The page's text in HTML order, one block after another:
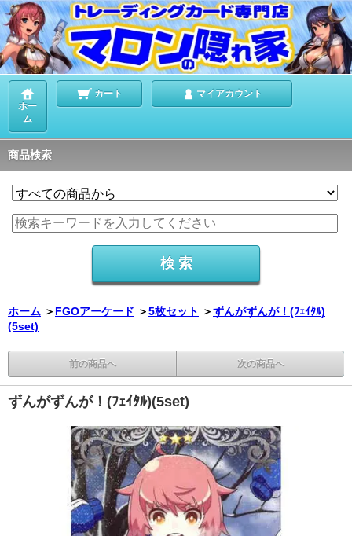
ホー
ム
カート マイアカウント
商品検索
ホーム ＞ FGOアーケード ＞5枚セット ＞ずんがずんが！(ﾌｪｲﾀﾙ)
(5set)
前の商品へ 次の商品へ
ずんがずんが！(ﾌｪｲﾀﾙ)(5set)